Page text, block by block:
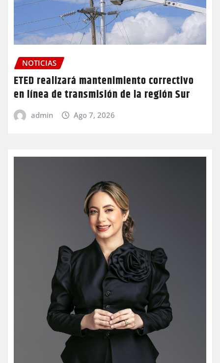
NOTICIAS
ETED realizará mantenimiento correctivo
en línea de transmisión de la región Sur
admin Ago 7, 2026